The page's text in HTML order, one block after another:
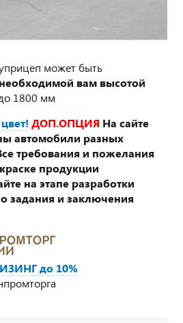
может быть
необходимой вам высотой
1800 мм
ДОП.ОПЦИЯ На сайте
автомобили разных
требования и пожелания
продукции
на этапе разработки
задания и заключения
до 10%